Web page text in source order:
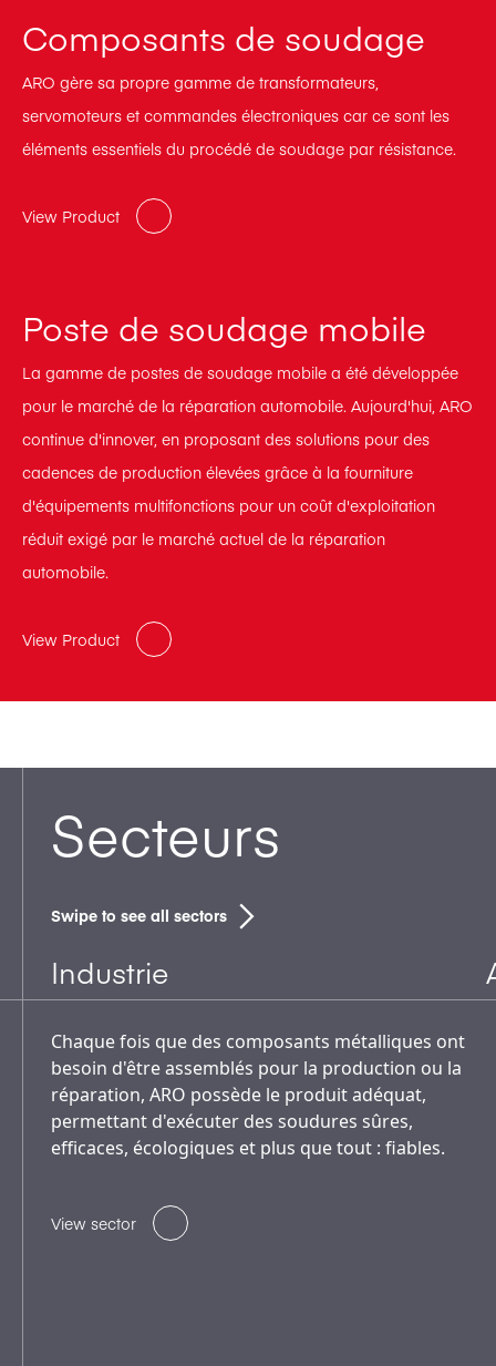
Composants de soudage
ARO gère sa propre gamme de transformateurs,
servomoteurs et commandes électroniques car ce sont les
éléments essentiels du procédé de soudage par résistance.
View Product
Poste de soudage mobile
La gamme de postes de soudage mobile a été développée
pour le marché de la réparation automobile. Aujourd'hui, ARO
continue d'innover, en proposant des solutions pour des
cadences de production élevées grâce à la fourniture
d'équipements multifonctions pour un coût d'exploitation
réduit exigé par le marché actuel de la réparation
automobile.
View Product
Secteurs
Swipe to see all sectors
Industrie
Chaque fois que des composants métalliques ont
besoin d'être assemblés pour la production ou la
réparation, ARO possède le produit adéquat,
permettant d'exécuter des soudures sûres,
efficaces, écologiques et plus que tout : fiables.
View sector